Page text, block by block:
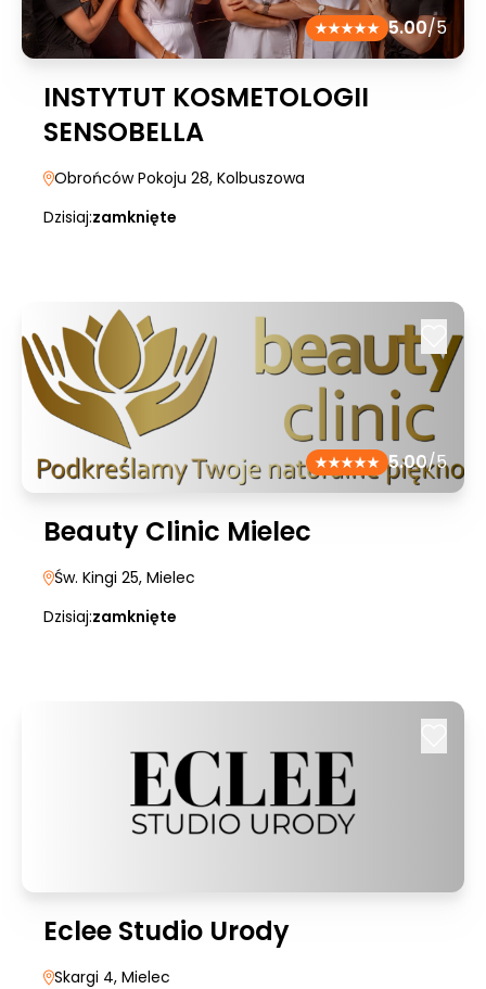
5.00/5
INSTYTUT KOSMETOLOGII
SENSOBELLA
Obrońców Pokoju 28, Kolbuszowa
Dzisiaj:zamknięte
5.00/5
Beauty Clinic Mielec
Św. Kingi 25, Mielec
Dzisiaj:zamknięte
Eclee Studio Urody
Skargi 4, Mielec